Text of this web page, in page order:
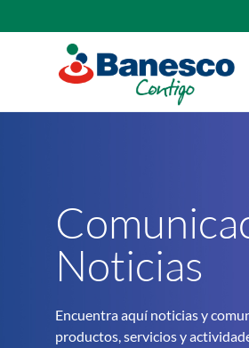
content
Noticias
Encuentra aquí noticias y
productos, servicios y